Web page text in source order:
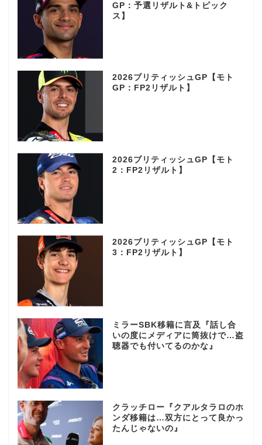
GP：予選リザルト&トピック
ス】
2026ブリティッシュGP【モト
GP：FP2リザルト】
2026ブリティッシュGP【モト
2：FP2リザルト】
2026ブリティッシュGP【モト
3：FP2リザルト】
ミラーSBK移籍に言及『話し合
いの度にメディアに筒抜けで…盗
聴器でも付いてるのかな』
クラッチロー『クアルタラロのホ
ンダ移籍は…双方にとって良かっ
たんじゃないの』